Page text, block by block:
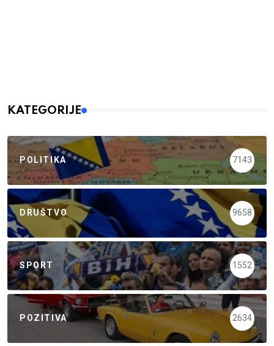
KATEGORIJE
POLITIKA 7143
DRUŠTVO 9658
SPORT 1552
POZITIVA 2634